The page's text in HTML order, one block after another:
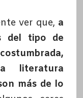
ver que, a
del tipo de
literatura
más de lo